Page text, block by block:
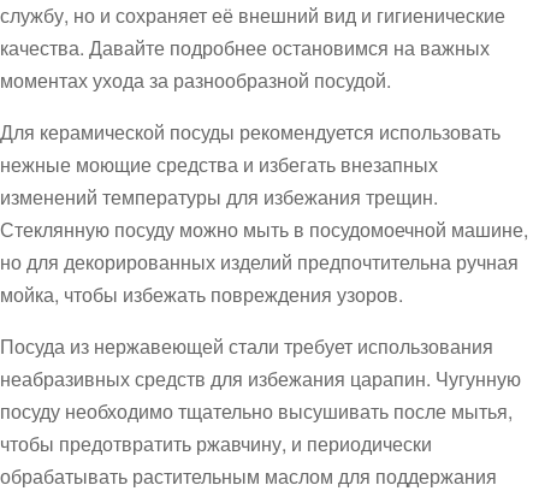
службу, но и сохраняет её внешний вид и гигиенические
качества. Давайте подробнее остановимся на важных
моментах ухода за разнообразной посудой.
Для керамической посуды рекомендуется использовать
нежные моющие средства и избегать внезапных
изменений температуры для избежания трещин.
Стеклянную посуду можно мыть в посудомоечной машине,
но для декорированных изделий предпочтительна ручная
мойка, чтобы избежать повреждения узоров.
Посуда из нержавеющей стали требует использования
неабразивных средств для избежания царапин. Чугунную
посуду необходимо тщательно высушивать после мытья,
чтобы предотвратить ржавчину, и периодически
обрабатывать растительным маслом для поддержания